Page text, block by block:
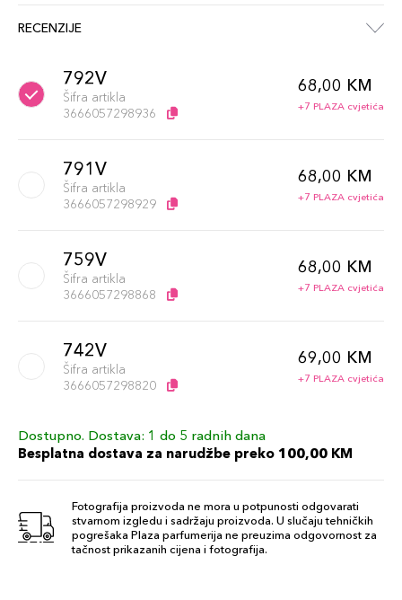
RECENZIJE
792V
Šifra artikla
3666057298936
68,00 KM
+7 PLAZA cvjetića
791V
Šifra artikla
3666057298929
68,00 KM
+7 PLAZA cvjetića
759V
Šifra artikla
3666057298868
68,00 KM
+7 PLAZA cvjetića
742V
Šifra artikla
3666057298820
69,00 KM
+7 PLAZA cvjetića
732V
Šifra artikla
69,00 KM
758V
Šifra artikla
69,00 KM
Dostupno. Dostava: 1 do 5 radnih dana
Besplatna dostava za narudžbe preko 100,00 KM
Fotografija proizvoda ne mora u potpunosti odgovarati
stvarnom izgledu i sadržaju proizvoda. U slučaju tehničkih
pogrešaka Plaza parfumerija ne preuzima odgovornost za
tačnost prikazanih cijena i fotografija.